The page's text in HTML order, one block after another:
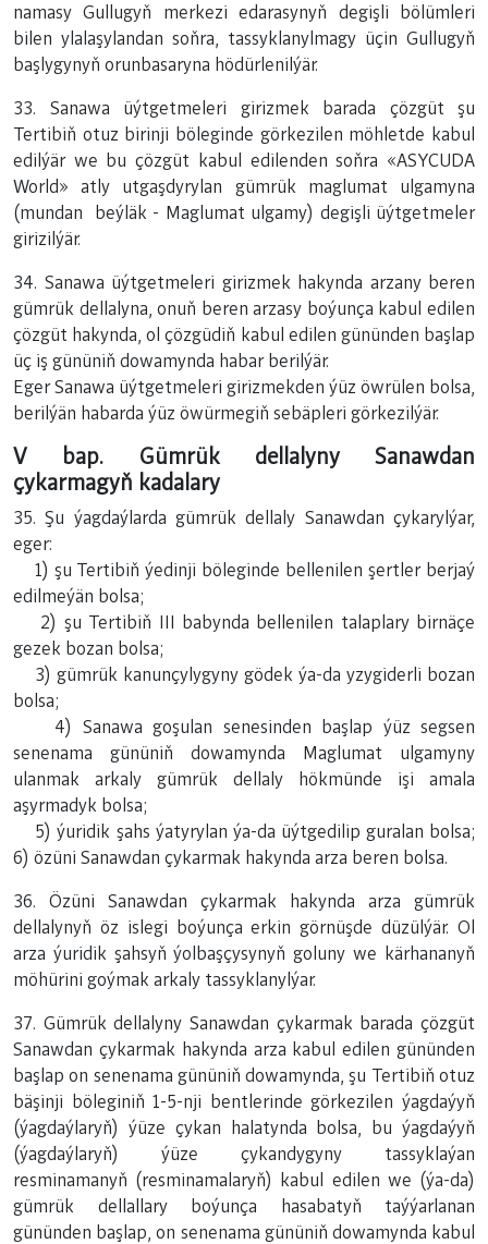
namasy Gullugyň merkezi edarasynyň degişli bölümleri
bilen ylalaşylandan soňra, tassyklanylmagy üçin Gullugyň
başlygynyň orunbasaryna hödürlenilýär.
33. Sanawa üýtgetmeleri girizmek barada çözgüt şu
Tertibiň otuz birinji böleginde görkezilen möhletde kabul
edilýär we bu çözgüt kabul edilenden soňra «ASYCUDA
World» atly utgaşdyrylan gümrük maglumat ulgamyna
(mundan beýläk - Maglumat ulgamy) degişli üýtgetmeler
girizilýär.
34. Sanawa üýtgetmeleri girizmek hakynda arzany beren
gümrük dellalyna, onuň beren arzasy boýunça kabul edilen
çözgüt hakynda, ol çözgüdiň kabul edilen gününden başlap
üç iş gününiň dowamynda habar berilýär.
Eger Sanawa üýtgetmeleri girizmekden ýüz öwrülen bolsa,
berilýän habarda ýüz öwürmegiň sebäpleri görkezilýär.
V bap. Gümrük dellalyny Sanawdan
çykarmagyň kadalary
35. Şu ýagdaýlarda gümrük dellaly Sanawdan çykarylýar,
eger:
1) şu Tertibiň ýedinji böleginde bellenilen şertler berjaý
edilmeýän bolsa;
2) şu Tertibiň III babynda bellenilen talaplary birnäçe
gezek bozan bolsa;
3) gümrük kanunçylygyny gödek ýa-da yzygiderli bozan
bolsa;
4) Sanawa goşulan senesinden başlap ýüz segsen
senenama gününiň dowamynda Maglumat ulgamyny
ulanmak arkaly gümrük dellaly hökmünde işi amala
aşyrmadyk bolsa;
5) ýuridik şahs ýatyrylan ýa-da üýtgedilip guralan bolsa;
6) özüni Sanawdan çykarmak hakynda arza beren bolsa.
36. Özüni Sanawdan çykarmak hakynda arza gümrük
dellalynyň öz islegi boýunça erkin görnüşde düzülýär. Ol
arza ýuridik şahsyň ýolbaşçysynyň goluny we kärhananyň
möhürini goýmak arkaly tassyklanylýar.
37. Gümrük dellalyny Sanawdan çykarmak barada çözgüt
Sanawdan çykarmak hakynda arza kabul edilen gününden
başlap on senenama gününiň dowamynda, şu Tertibiň otuz
bäşinji böleginiň 1-5-nji bentlerinde görkezilen ýagdaýyň
(ýagdaýlaryň) ýüze çykan halatynda bolsa, bu ýagdaýyň
(ýagdaýlaryň) ýüze çykandygyny tassyklaýan
resminamanyň (resminamalaryň) kabul edilen we (ýa-da)
gümrük dellallary boýunça hasabatyň taýýarlanan
gününden başlap, on senenama gününiň dowamynda kabul